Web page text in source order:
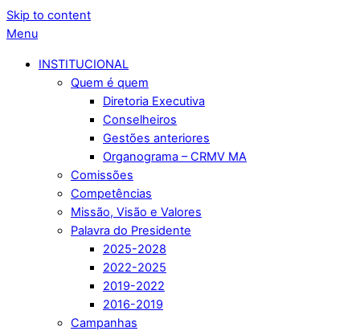
Skip to content
Menu
INSTITUCIONAL
Quem é quem
Diretoria Executiva
Conselheiros
Gestões anteriores
Organograma – CRMV MA
Comissões
Competências
Missão, Visão e Valores
Palavra do Presidente
2025-2028
2022-2025
2019-2022
2016-2019
Campanhas